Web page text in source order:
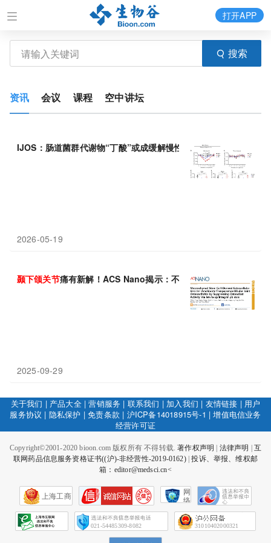
搜索
打开APP
资讯 会议 课程 空中讲坛
IJOS：肠道菌群代谢物“丁酸”或成缓解慢性 颞下颌关节 痛的新希望
2026-05-19
颞下颌关节痛有新解！ACS Nano揭示：不止止痛！干细胞外泌体
2025-09-29
关于我们 | 产品大全|营销服务 | 联系我们 | 加入我们 | 友情链接 | 用户
服务协议 | 隐私保护 |免责条款 | 沪ICP备14018915号-1 |增值电信业务
经营许可证
Copyright©2001-2020 bioon.com 版权所有 不得转载.著作权声明 法律声明
互
联网药品信息服务资格证书((沪)-非经营性-2019-0162)|投诉、举报、维权邮
箱：editor@medsci.cn<
上海工商
网
络
会
征
021-54485309-8082 31010402000321